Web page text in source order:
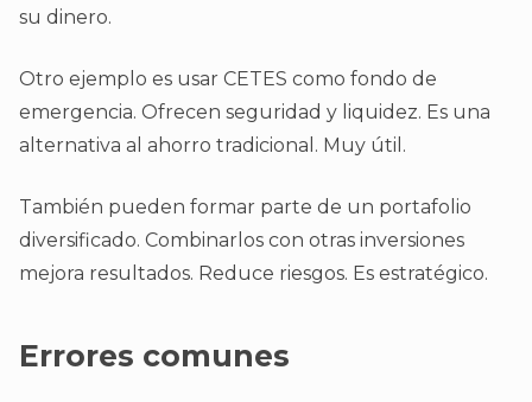
su dinero.
Otro ejemplo es usar CETES como fondo de
emergencia. Ofrecen seguridad y liquidez. Es una
alternativa al ahorro tradicional. Muy útil.
También pueden formar parte de un portafolio
diversificado. Combinarlos con otras inversiones
mejora resultados. Reduce riesgos. Es estratégico.
Errores comunes